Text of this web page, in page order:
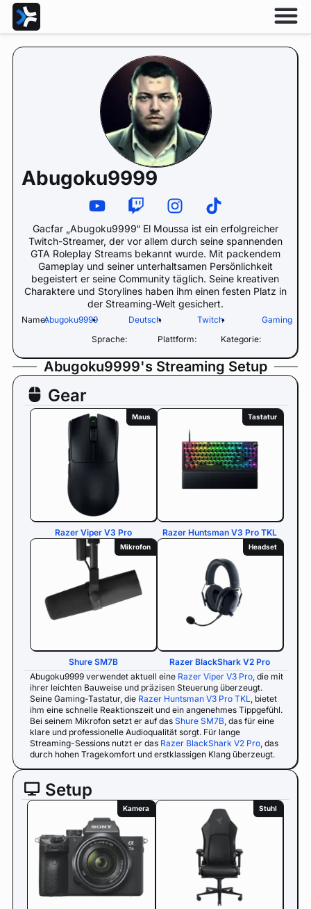
Abugoku9999
Gacfar „Abugoku9999“ El Moussa ist ein erfolgreicher
Twitch-Streamer, der vor allem durch seine spannenden
GTA Roleplay Streams bekannt wurde. Mit packendem
Gameplay und seiner unterhaltsamen Persönlichkeit
begeistert er seine Community täglich. Seine kreativen
Charaktere und Storylines haben ihm einen festen Platz in
der Streaming-Welt gesichert.
Name:Abugoku9999
•
Sprache:
Deutsch
•
Plattform:
Twitch•
Kategorie:
Gaming
Abugoku9999's Streaming Setup
Gear
Maus
Razer Viper V3 Pro
Tastatur
Razer Huntsman V3 Pro TKL
Mikrofon
Shure SM7B
Headset
Razer BlackShark V2 Pro
Abugoku9999 verwendet aktuell eine Razer Viper V3 Pro, die mit
ihrer leichten Bauweise und präzisen Steuerung überzeugt.
Seine Gaming-Tastatur, die Razer Huntsman V3 Pro TKL, bietet
ihm eine schnelle Reaktionszeit und ein angenehmes Tippgefühl.
Bei seinem Mikrofon setzt er auf das Shure SM7B, das für eine
klare und professionelle Audioqualität sorgt. Für lange
Streaming-Sessions nutzt er das Razer BlackShark V2 Pro, das
durch hohen Tragekomfort und erstklassigen Klang überzeugt.
Setup
Kamera Stuhl